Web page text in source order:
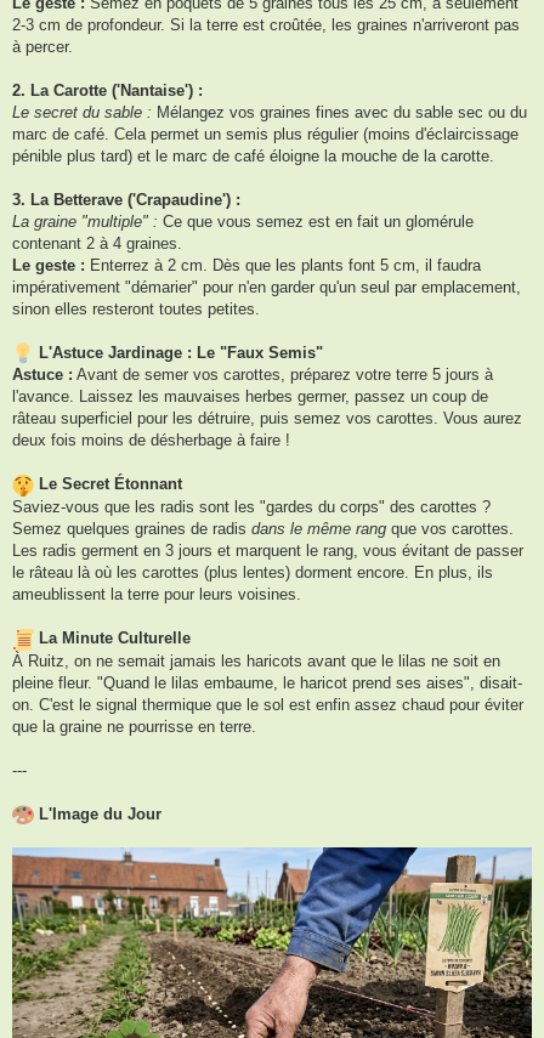
2-3 cm de profondeur. Si la terre est croûtée, les graines n'arriveront pas
à percer.
2. La Carotte ('Nantaise') :
Le secret du sable : Mélangez vos graines fines avec du sable sec ou du
marc de café. Cela permet un semis plus régulier (moins d'éclaircissage
pénible plus tard) et le marc de café éloigne la mouche de la carotte.
3. La Betterave ('Crapaudine') :
La graine "multiple" : Ce que vous semez est en fait un glomérule
contenant 2 à 4 graines.
Le geste : Enterrez à 2 cm. Dès que les plants font 5 cm, il faudra
impérativement "démarier" pour n'en garder qu'un seul par emplacement,
sinon elles resteront toutes petites.
L'Astuce Jardinage : Le "Faux Semis"
Astuce : Avant de semer vos carottes, préparez votre terre 5 jours à
l'avance. Laissez les mauvaises herbes germer, passez un coup de
râteau superficiel pour les détruire, puis semez vos carottes. Vous aurez
deux fois moins de désherbage à faire !
Le Secret Étonnant
Saviez-vous que les radis sont les "gardes du corps" des carottes ?
Semez quelques graines de radis dans le même rang que vos carottes.
Les radis germent en 3 jours et marquent le rang, vous évitant de passer
le râteau là où les carottes (plus lentes) dorment encore. En plus, ils
ameublissent la terre pour leurs voisines.
La Minute Culturelle
À Ruitz, on ne semait jamais les haricots avant que le lilas ne soit en
pleine fleur. "Quand le lilas embaume, le haricot prend ses aises", disait-
on. C'est le signal thermique que le sol est enfin assez chaud pour éviter
que la graine ne pourrisse en terre.
---
L'Image du Jour